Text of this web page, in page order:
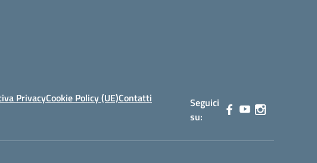
PrivacyCookie Policy (UE)Contatti
Seguici
su: